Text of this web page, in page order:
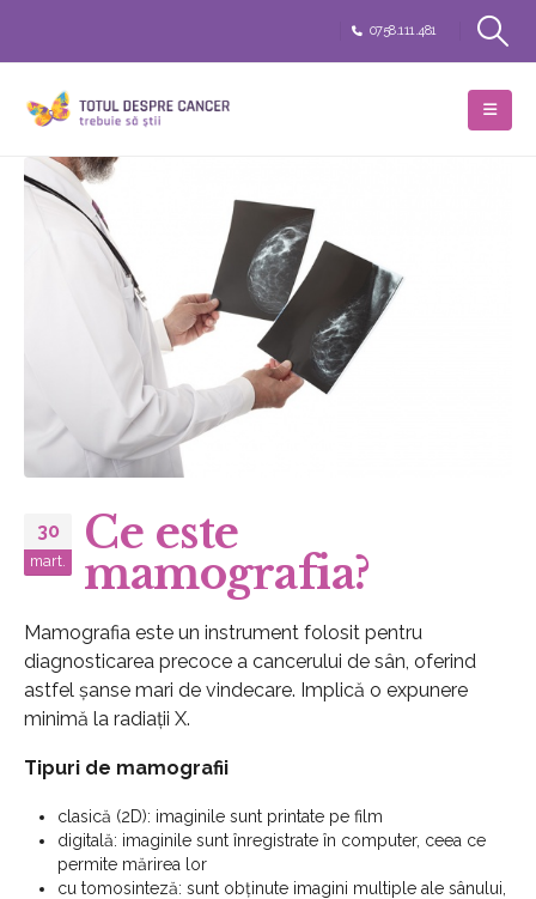
0758.111.481
30
mart.
Ce este
mamografia?
Mamografia este un instrument folosit pentru
diagnosticarea precoce a cancerului de sân, oferind
astfel șanse mari de vindecare. Implică o expunere
minimă la radiații X.
Tipuri de mamografii
clasică (2D): imaginile sunt printate pe film
digitală: imaginile sunt înregistrate în computer, ceea ce
permite mărirea lor
cu tomosinteză: sunt obținute imagini multiple ale sânului,